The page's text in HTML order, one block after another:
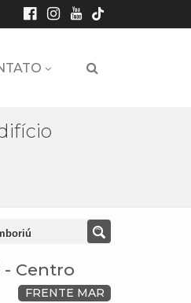
- Centro
FRENTE MAR